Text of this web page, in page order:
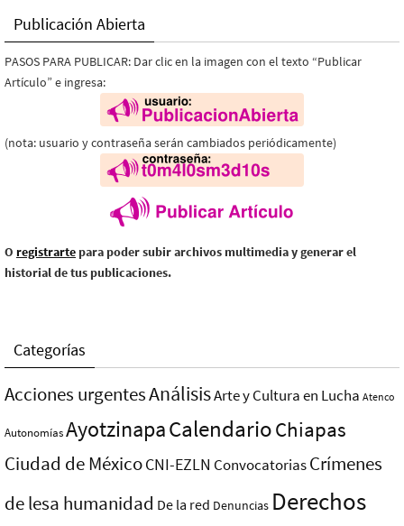
Publicación Abierta
PASOS PARA PUBLICAR: Dar clic en la imagen con el texto “Publicar
Artículo” e ingresa:
(nota: usuario y contraseña serán cambiados periódicamente)
O registrarte para poder subir archivos multimedia y generar el
historial de tus publicaciones.
Categorías
Acciones urgentesAnálisisArte y Cultura en Lucha Atenco
AutonomíasAyotzinapaCalendarioChiapas
Ciudad de MéxicoCNI-EZLN ConvocatoriasCrímenes
de lesa humanidad De la red Denuncias Derechos